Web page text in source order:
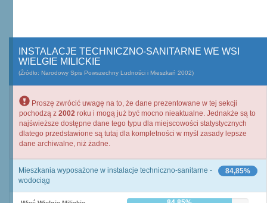
INSTALACJE TECHNICZNO-SANITARNE WE WSI
WIELGIE MILICKIE
(Źródło: Narodowy Spis Powszechny Ludności i Mieszkań 2002)
Proszę zwrócić uwagę na to, że dane prezentowane w tej sekcji
pochodzą z 2002 roku i mogą już być mocno nieaktualne. Jednakże są to
najświeższe dostępne dane tego typu dla miejscowości statystycznych
dlatego przedstawione są tutaj dla kompletności w myśl zasady lepsze
dane archiwalne, niż żadne.
84,85%
Mieszkania wyposażone w instalacje techniczno-sanitarne -
wodociąg